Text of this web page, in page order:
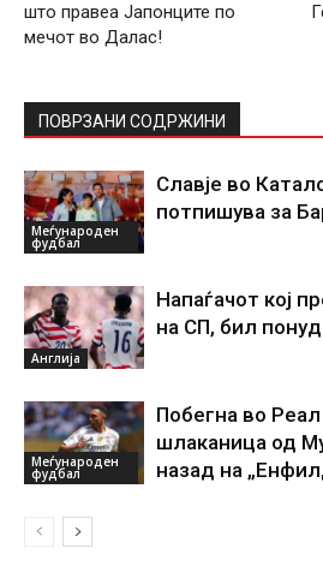
што правеа Јапонците по
мечот во Далас!
ПОВРЗАНИ СОДРЖИНИ
Меѓународен
фудбал
Славје во
потпишува за
Англија
Напаѓачот кој
на СП, бил
Меѓународен
фудбал
Побегна во
шлаканица од
назад на